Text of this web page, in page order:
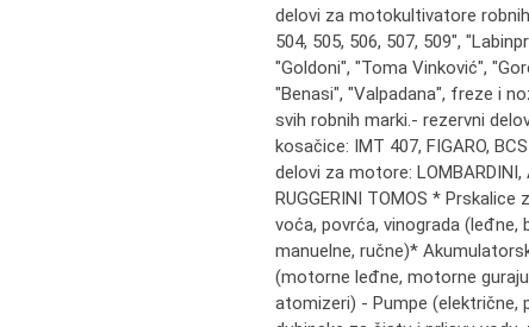
delovi za motokultivatore
504, 505, 506, 507, 509",
"Goldoni", "Toma Vinković",
"Benasi", "Valpadana", freze i
svih robnih marki.- rezervni
kosačice: IMT 407, FIGARO,
delovi za motore: LOMBARDINI,
RUGGERINI TOMOS * Prskalice
voća, povrća, vinograda (leđne,
manuelne, ručne)*
(motorne leđne, motorne
atomizeri) - Pumpe (električne,